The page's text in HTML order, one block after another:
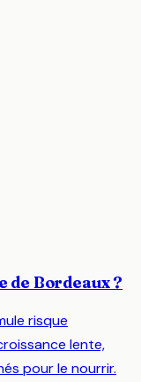
de Bordeaux ?
risque
lente,
pour le nourrir.